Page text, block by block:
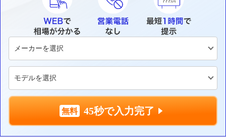
45秒で入力完了